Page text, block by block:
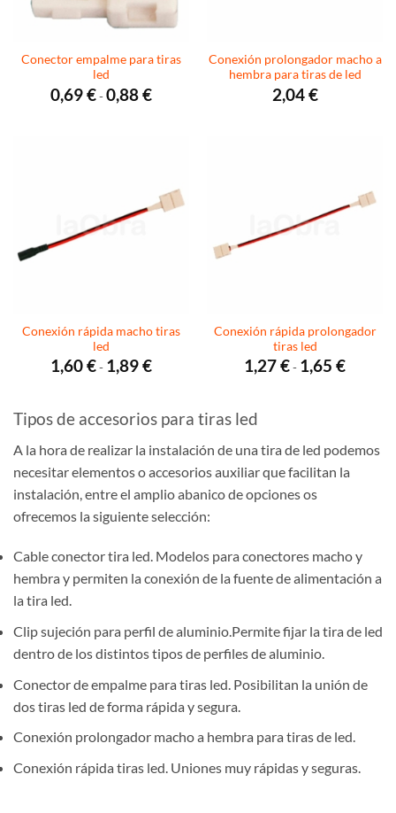
Conector empalme para tiras
led
0,69€-0,88€Rango
de
Conexión prolongador macho a
hembra para tiras de led
2,04€
Conexión rápida macho tiras
led
1,60€- 1,89€Rango
de
hasta
1,89 €
Conexión rápida prolongador
tiras led
1,27€- 1,65 €Rango
de
Tipos de accesorios para tiras led
A la hora de realizar la instalación de una tira de led podemos
necesitar elementos o accesorios auxiliar que facilitan la
instalación, entre el amplio abanico de opciones os
ofrecemos la siguiente selección:
Cable conector tira led. Modelos para conectores macho y
hembra y permiten la conexión de la fuente de alimentación a
la tira led.
Clip sujeción para perfil de aluminio.Permite fijar la tira de led
dentro de los distintos tipos de perfiles de aluminio.
Conector de empalme para tiras led. Posibilitan la unión de
dos tiras led de forma rápida y segura.
Conexión prolongador macho a hembra para tiras de led.
Conexión rápida tiras led. Uniones muy rápidas y seguras.